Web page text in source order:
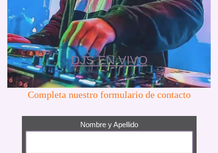
DJS EN VIVO
Completa nuestro formulario de contacto
Nombre y Apellido